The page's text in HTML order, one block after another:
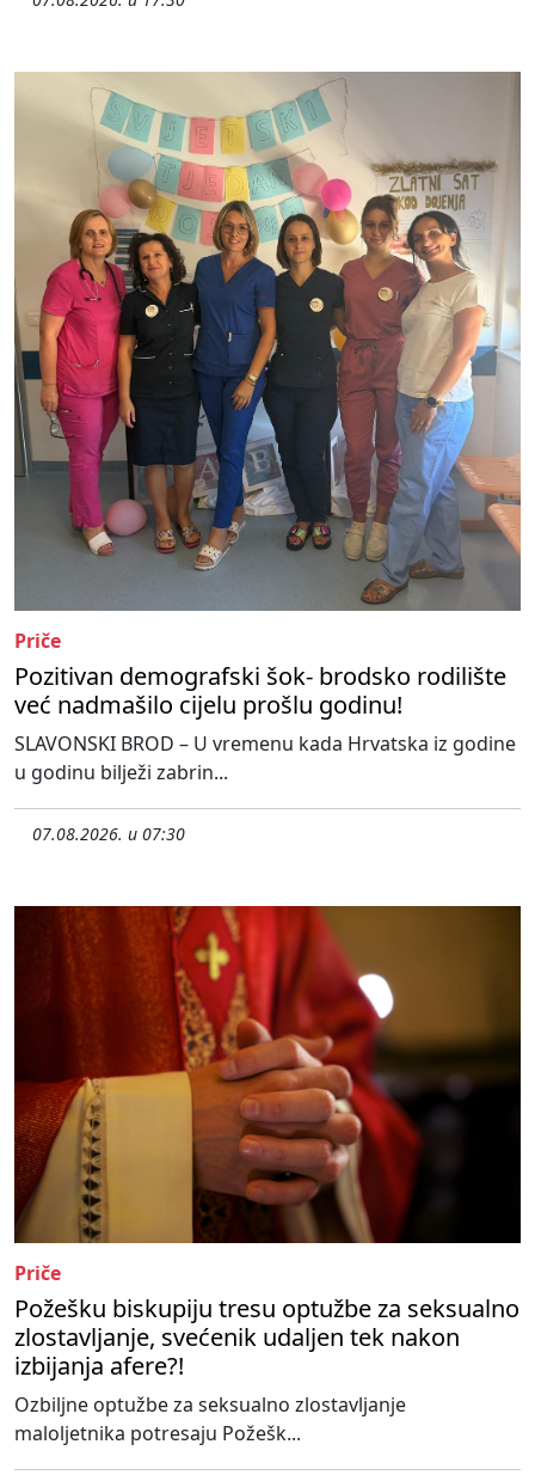
Priče
Pozitivan demografski šok- brodsko rodilište
već nadmašilo cijelu prošlu godinu!
SLAVONSKI BROD – U vremenu kada Hrvatska iz godine
u godinu bilježi zabrin...
07.08.2026. u 07:30
Priče
Požešku biskupiju tresu optužbe za seksualno
zlostavljanje, svećenik udaljen tek nakon
izbijanja afere?!
Ozbiljne optužbe za seksualno zlostavljanje
maloljetnika potresaju Požešk...